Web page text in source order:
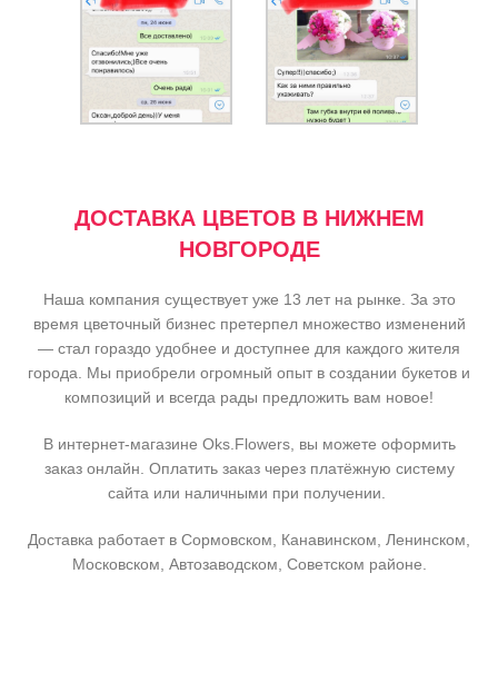
ДОСТАВКА ЦВЕТОВ В НИЖНЕМ
НОВГОРОДЕ
Наша компания существует уже 13 лет на рынке. За это
время цветочный бизнес претерпел множество изменений
— стал гораздо удобнее и доступнее для каждого жителя
города. Мы приобрели огромный опыт в создании букетов и
композиций и всегда рады предложить вам новое!
В интернет-магазине Oks.Flowers, вы можете оформить
заказ онлайн. Оплатить заказ через платёжную систему
сайта или наличными при получении.
Доставка работает в Сормовском, Канавинском, Ленинском,
Московском, Автозаводском, Советском районе.